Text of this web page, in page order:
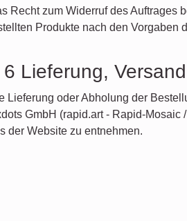
Recht zum Widerruf des Auftrages
Produkte nach den Vorgaben
6 Lieferung, Versand
Lieferung oder Abholung der
GmbH (rapid.art - Rapid-
der Website zu entnehmen.